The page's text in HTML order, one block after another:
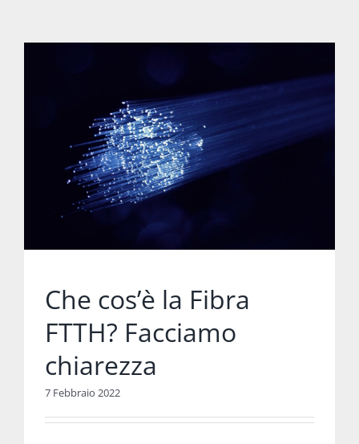
FTTH? Facciamo
chiarezza
7 Febbraio 2022
Addentrandosi alla ricerca di informazioni